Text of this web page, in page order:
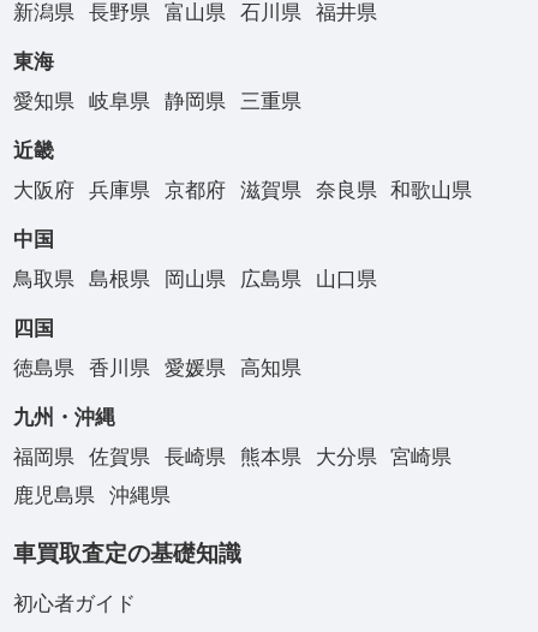
新潟県
長野県 富山県 石川県 福井県
東海
愛知県
岐阜県 静岡県 三重県
近畿
大阪府
兵庫県 京都府 滋賀県 奈良県 和歌山県
中国
鳥取県
島根県 岡山県 広島県 山口県
四国
徳島県
香川県 愛媛県 高知県
九州・沖縄
福岡県
佐賀県 長崎県 熊本県 大分県
宮崎県
鹿児島県
沖縄県
車買取査定の基礎知識
初心者ガイド